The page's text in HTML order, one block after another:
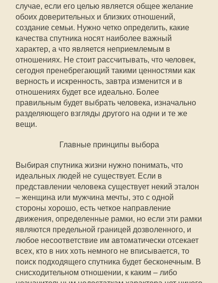
случае, если его целью является общее желание
обоих доверительных и близких отношений,
создание семьи. Нужно четко определить, какие
качества спутника носят наиболее важный
характер, а что является неприемлемым в
отношениях. Не стоит рассчитывать, что человек,
сегодня пренебрегающий такими ценностями как
верность и искренность, завтра изменится и в
отношениях будет все идеально. Более
правильным будет выбрать человека, изначально
разделяющего взгляды другого на одни и те же
вещи.
Главные принципы выбора
Выбирая спутника жизни нужно понимать, что
идеальных людей не существует. Если в
представлении человека существует некий эталон
– женщина или мужчина мечты, это с одной
стороны хорошо, есть четкое направление
движения, определенные рамки, но если эти рамки
являются предельной границей дозволенного, и
любое несоответствие им автоматически отсекает
всех, кто в них хоть немного не вписывается, то
поиск подходящего спутника будет бесконечным. В
снисходительном отношении, к каким – либо